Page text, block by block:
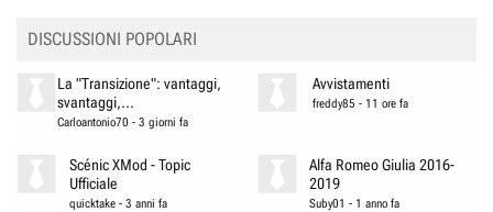
DISCUSSIONI POPOLARI
La "Transizione": vantaggi,
svantaggi,...
Carloantonio70 - 3 giorni fa
Avvistamenti
freddy85 - 11 ore fa
Scénic XMod - Topic
Ufficiale
quicktake -3 anni fa
Alfa Romeo Giulia 2016-
2019
Suby01 - 1 anno fa